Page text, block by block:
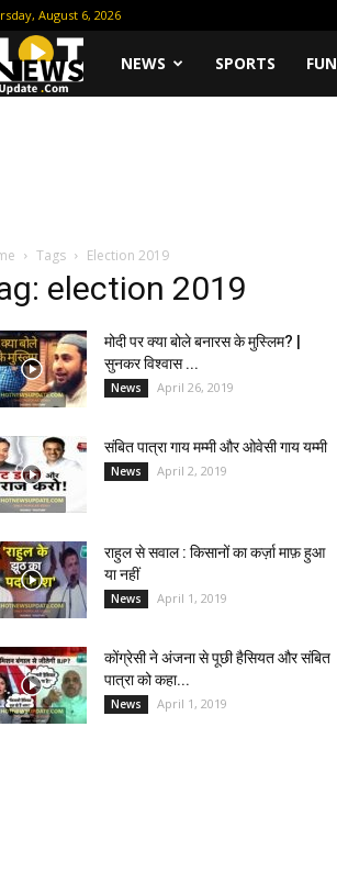
August 6, 2026
HotNEWS SPORTS FUN
Tags Election 2019
election 2019
मोदी पर क्या बोले बनारस के मुस्लिम? |
सुनकर विश्वास ...
News April 26, 2019
संबित पात्रा गाय मम्मी और ओवेसी गाय यम्मी
News April 2, 2019
राहुल से सवाल : किसानों का कर्ज़ा माफ़ हुआ
या नहीं
News April 1, 2019
कोंग्रेसी ने अंजना से पूछी हैसियत और संबित
पात्रा को कहा...
News April 1, 2019